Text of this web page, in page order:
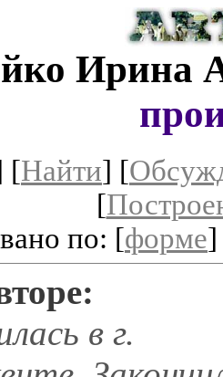
Ирина
[Найти] [
[
по: [форме
в г.